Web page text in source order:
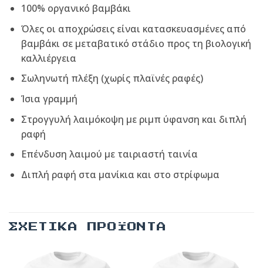
100% οργανικό βαμβάκι
Όλες οι αποχρώσεις είναι κατασκευασμένες από
βαμβάκι σε μεταβατικό στάδιο προς τη βιολογική
καλλιέργεια
Σωληνωτή πλέξη (χωρίς πλαϊνές ραφές)
Ίσια γραμμή
Στρογγυλή λαιμόκοψη με ριμπ ύφανση και διπλή
ραφή
Επένδυση λαιμού με ταιριαστή ταινία
Διπλή ραφή στα μανίκια και στο στρίφωμα
ΣΧΕΤΙΚΆ ΠΡΟΪΌΝΤΑ